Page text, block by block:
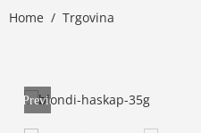
Home / Trgovina
Previous